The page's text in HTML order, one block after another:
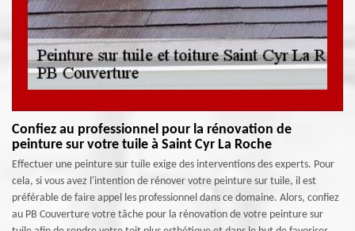
Confiez au professionnel pour la rénovation de
peinture sur votre tuile à Saint Cyr La Roche
Effectuer une peinture sur tuile exige des interventions des experts. Pour
cela, si vous avez l'intention de rénover votre peinture sur tuile, il est
préférable de faire appel les professionnel dans ce domaine. Alors, confiez
au PB Couverture votre tâche pour la rénovation de votre peinture sur